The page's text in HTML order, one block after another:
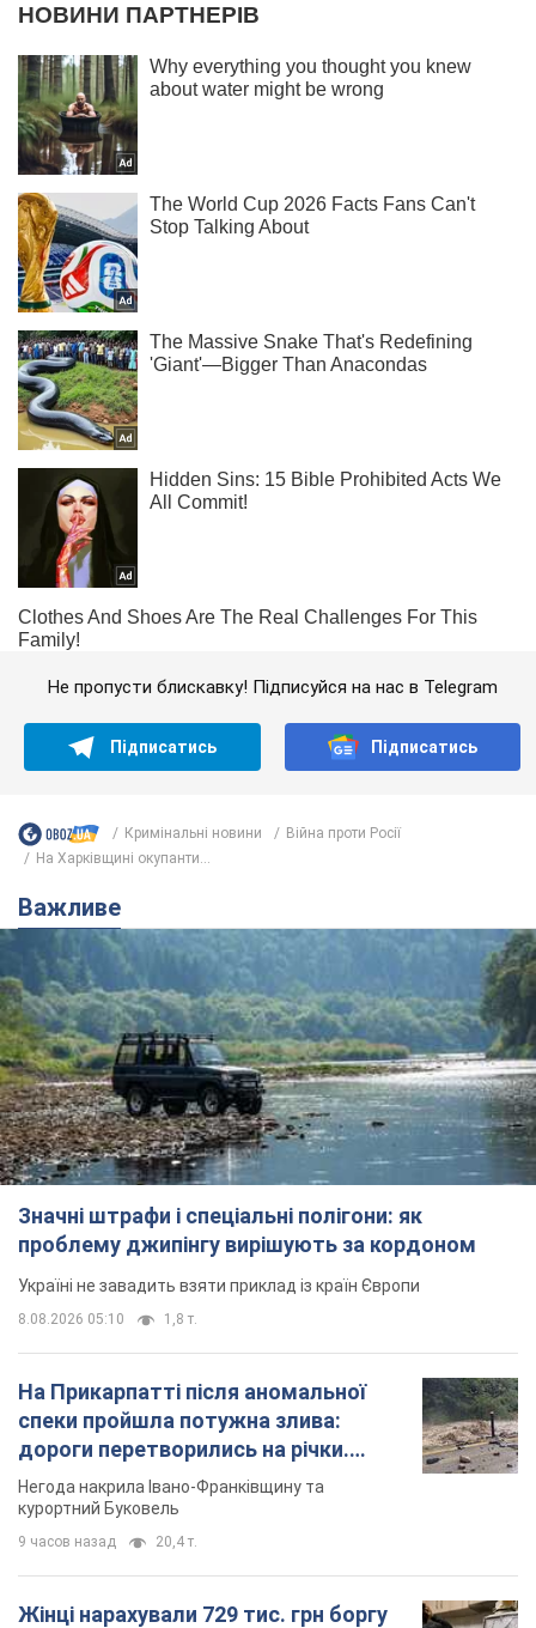
Не пропусти блискавку! Підписуйся на нас в Telegram
Підписатись Підписатись
Кримінальні новини
Війна проти Росії
На Харківщині окупанти...
Важливе
Значні штрафи і спеціальні полігони: як
проблему джипінгу вирішують за кордоном
Україні не завадить взяти приклад із країн Європи
8.08.2026 05:10 1,8 т.
На Прикарпатті після аномальної
спеки пройшла потужна злива:
дороги перетворились на річки.
Відео
Негода накрила Івано-Франківщину та
курортний Буковель
9 часов назад 20,4 т.
Жінці нарахували 729 тис. грн боргу